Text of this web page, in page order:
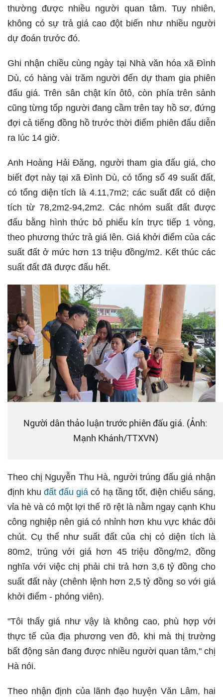
thường được nhiều người quan tâm. Tuy nhiên,
không có sự trả giá cao đột biến như nhiều người
dự đoán trước đó.
Ghi nhận chiều cùng ngày tại Nhà văn hóa xã Đình
Dù, có hàng vài trăm người đến dự tham gia phiên
đấu giá. Trên sân chật kín ôtô, còn phía trên sảnh
cũng từng tốp người đang cầm trên tay hồ sơ, đứng
đợi cả tiếng đồng hồ trước thời điểm phiên đấu diễn
ra lúc 14 giờ.
Anh Hoàng Hải Đăng, người tham gia đấu giá, cho
biết đợt này tại xã Đình Dù, có tổng số 49 suất đất,
có tổng diện tích là 4.11,7m2; các suất đất có diện
tích từ 78,2m2-94,2m2. Các nhóm suất đất được
đấu bằng hình thức bỏ phiếu kín trực tiếp 1 vòng,
theo phương thức trả giá lên. Giá khởi điểm của các
suất đất ở mức hơn 13 triệu đồng/m2. Kết thúc các
suất đất đã được đấu hết.
Người dân thảo luận trước phiên đấu giá. (Ảnh:
Mạnh Khánh/TTXVN)
Theo chị Nguyễn Thu Hà, người trúng đấu giá nhận
định khuđất đấu giá có hạ tầng tốt, điện chiếu sáng,
vỉa hè và có một lợi thế rõ rệt là nằm ngay cạnh Khu
công nghiệp nên giá có nhỉnh hơn khu vực khác đôi
chút. Cụ thể như suất đất của chị có diện tích là
80m2, trúng với giá hơn 45 triệu đồng/m2, đồng
nghĩa với việc chị phải chi trả hơn 3,6 tỷ đồng cho
suất đất này (chênh lệnh hơn 2,5 tỷ đồng so với giá
khởi điểm - phóng viên).
"Tôi thấy giá như vậy là không cao, phù hợp với
thực tế của địa phương ven đô, khi mà thị trường
bất động sản đang được nhiều người quan tâm," chị
Hà nói.
Theo nhận định của lãnh đạo huyện Văn Lâm, hai